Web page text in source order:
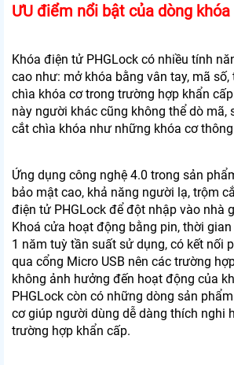
ƯU điểm nổi bật của dòng khóa
Khóa điện tử PHGLock có nhiều tính
cao như: mở khóa bằng vân tay, mã số,
chìa khóa cơ trong trường hợp khẩn
này người khác cũng không thể dò mã,
cắt chìa khóa như những khóa cơ
Ứng dụng công nghệ 4.0 trong sản
bảo mật cao, khả năng người lạ, trộm
điện tử PHGLock để đột nhập vào nhà
Khoá cửa hoạt động bằng pin, thời
1 năm tuỳ tần suất sử dụng, có kết nối
qua cổng Micro USB nên các trường
không ảnh hưởng đến hoạt động của
PHGLock còn có những dòng sản
cơ giúp người dùng dễ dàng thích nghi
trường hợp khẩn cấp.